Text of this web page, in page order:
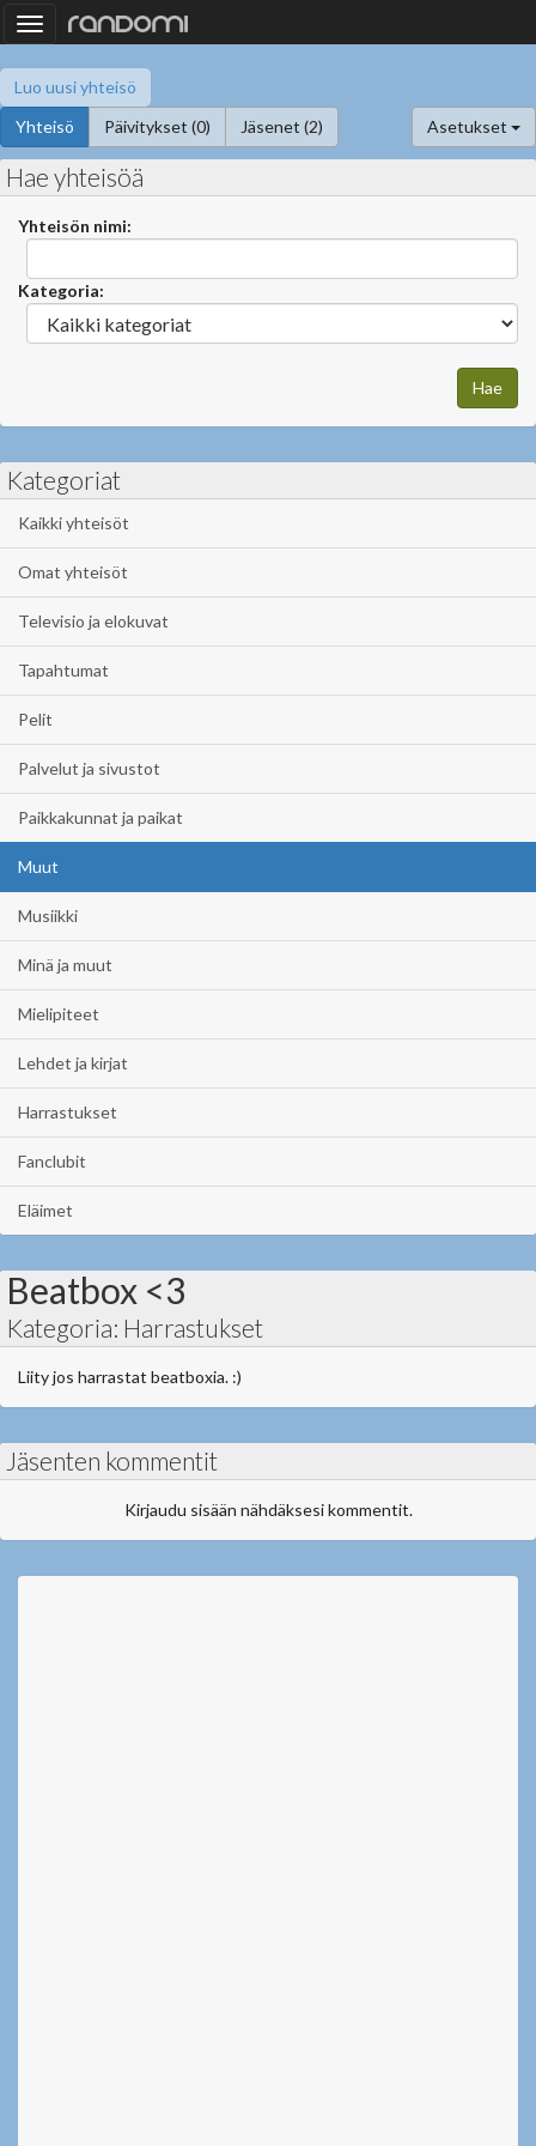
Toggle
navigation
Luo uusi yhteisö
Yhteisö
Päivitykset (0) Jäsenet (2) Asetukset
Hae yhteisöä
Yhteisön nimi:
Kategoria:
Kategoriat
Kaikki yhteisöt
Omat yhteisöt
Televisio ja elokuvat
Tapahtumat
Pelit
Palvelut ja sivustot
Paikkakunnat ja paikat
Muut
Musiikki
Minä ja muut
Mielipiteet
Lehdet ja kirjat
Harrastukset
Fanclubit
Eläimet
Beatbox <3
Kategoria: Harrastukset
Liity jos harrastat beatboxia. :)
Jäsenten kommentit
Kirjaudu sisään nähdäksesi kommentit.